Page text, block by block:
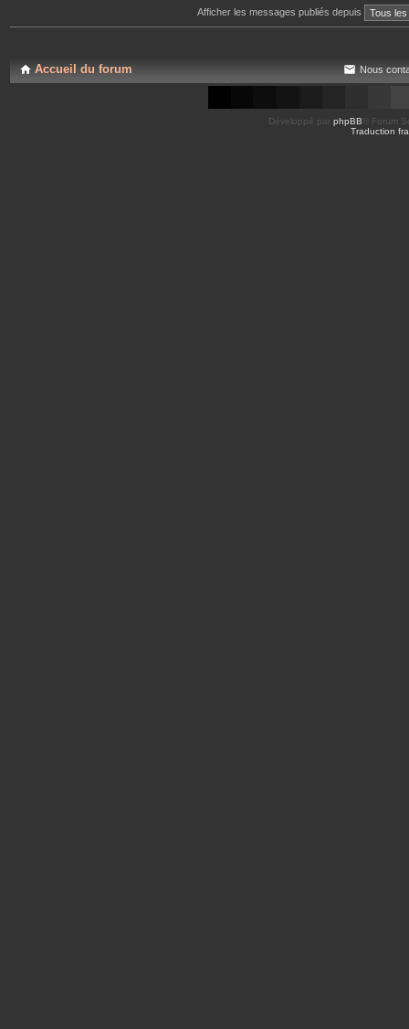
Afficher les messages publiés depuis
Accueil du forum Nous
Développé par phpBB ® Forum
Traduction